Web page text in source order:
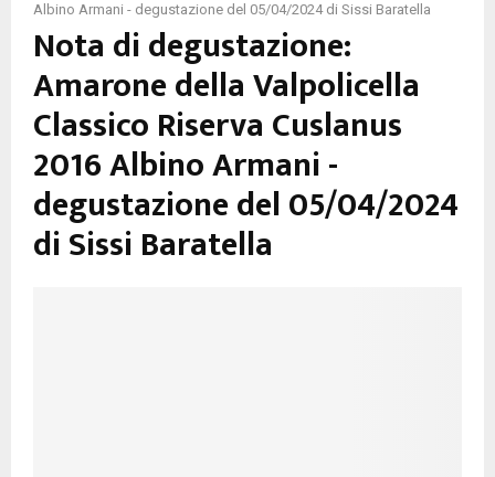
Albino Armani - degustazione del 05/04/2024 di Sissi Baratella
Nota di degustazione:
Amarone della Valpolicella
Classico Riserva Cuslanus
2016 Albino Armani -
degustazione del 05/04/2024
di Sissi Baratella